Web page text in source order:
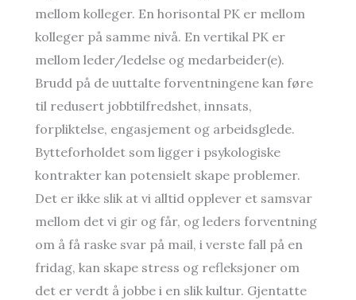
mellom kolleger. En horisontal PK er mellom
kolleger på samme nivå. En vertikal PK er
mellom leder/ledelse og medarbeider(e).
Brudd på de uuttalte forventningene kan føre
til redusert jobbtilfredshet, innsats,
forpliktelse, engasjement og arbeidsglede.
Bytteforholdet som ligger i psykologiske
kontrakter kan potensielt skape problemer.
Det er ikke slik at vi alltid opplever et samsvar
mellom det vi gir og får, og leders forventning
om å få raske svar på mail, i verste fall på en
fridag, kan skape stress og refleksjoner om
det er verdt å jobbe i en slik kultur. Gjentatte